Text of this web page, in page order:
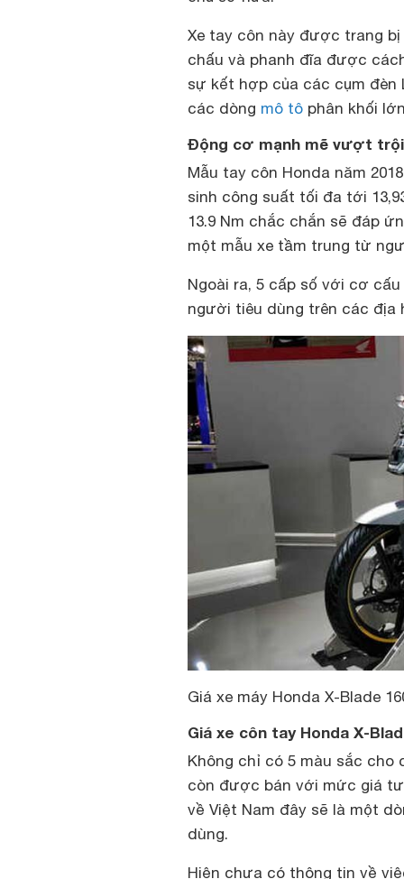
Xe tay côn này được trang
chấu và phanh đĩa được
sự kết hợp của các cụm đèn
các dòng mô tô phân khối
Động cơ mạnh mẽ vượt trội
Mẫu tay côn Honda năm
sinh công suất tối đa tới
13.9 Nm chắc chắn sẽ đáp
một mẫu xe tầm trung từ
Ngoài ra, 5 cấp số với cơ
người tiêu dùng trên các địa
Giá xe máy Honda X-Blade
Giá xe côn tay Honda X-
Không chỉ có 5 màu sắc cho
còn được bán với mức giá
về Việt Nam đây sẽ là một
dùng.
Hiện chưa có thông tin về